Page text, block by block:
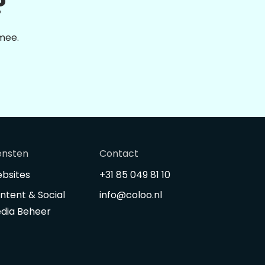
Contact
+31 85 049 81 10
info@coloo.nl
& Social
Beheer